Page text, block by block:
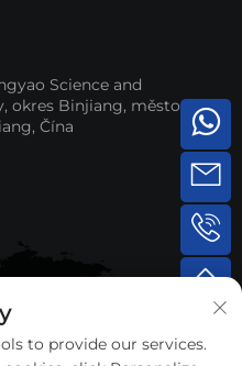
Science and
okres Binjiang, město
Čína
to provide our services.